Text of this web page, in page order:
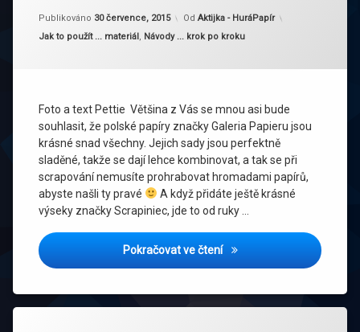
Publikováno 30 července, 2015 Od Aktijka - HuráPapír
Kategorie:
Jak to použít ... materiál, Návody ... krok po kroku
Foto a text Pettie Většina z Vás se mnou asi bude
souhlasit, že polské papíry značky Galeria Papieru jsou
krásné snad všechny. Jejich sady jsou perfektně
sladěné, takže se dají lehce kombinovat, a tak se při
scrapování nemusíte prohrabovat hromadami papírů,
abyste našli ty pravé
A když přidáte ještě krásné
výseky značky Scrapiniec, jde to od ruky …
Pokračovat ve čteníPřání ze sady BED OF